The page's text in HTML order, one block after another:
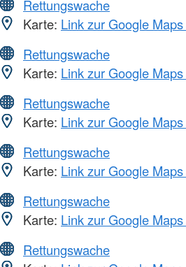
Rettungswache
Karte: Link zur Google
Rettungswache
Karte: Link zur Google
Rettungswache
Karte: Link zur Google
Rettungswache
Karte: Link zur Google
Rettungswache
Karte: Link zur Google
Rettungswache